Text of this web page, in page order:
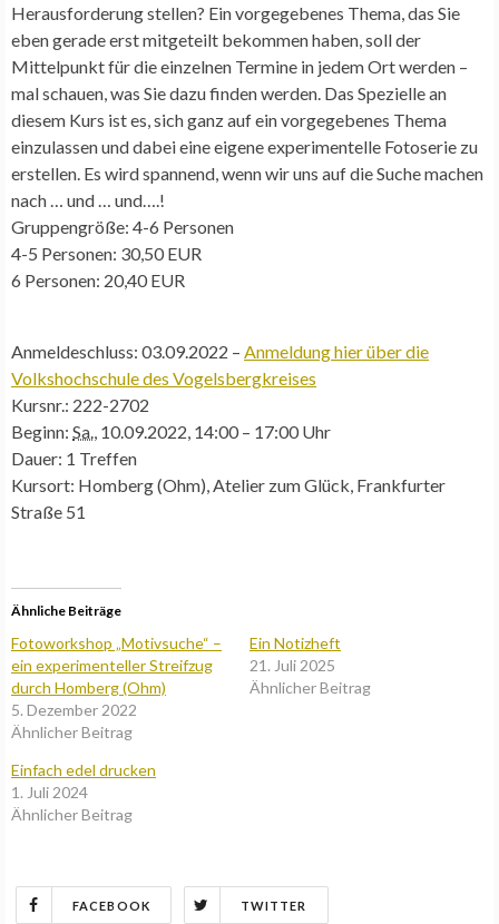
Herausforderung stellen? Ein vorgegebenes Thema, das Sie
eben gerade erst mitgeteilt bekommen haben, soll der
Mittelpunkt für die einzelnen Termine in jedem Ort werden –
mal schauen, was Sie dazu finden werden. Das Spezielle an
diesem Kurs ist es, sich ganz auf ein vorgegebenes Thema
einzulassen und dabei eine eigene experimentelle Fotoserie zu
erstellen. Es wird spannend, wenn wir uns auf die Suche machen
nach … und … und….!
Gruppengröße: 4-6 Personen
4-5 Personen: 30,50 EUR
6 Personen: 20,40 EUR
Anmeldeschluss: 03.09.2022 – Anmeldung hier über die
Volkshochschule des Vogelsbergkreises
Kursnr.: 222-2702
Beginn: Sa. , 10.09.2022, 14:00 – 17:00 Uhr
Dauer: 1 Treffen
Kursort: Homberg (Ohm), Atelier zum Glück, Frankfurter
Straße 51
Ähnliche Beiträge
Fotoworkshop „Motivsuche“ –
ein experimenteller Streifzug
durch Homberg (Ohm)
5. Dezember 2022
Ähnlicher Beitrag
Ein Notizheft
21. Juli 2025
Ähnlicher Beitrag
Einfach edel drucken
1. Juli 2024
Ähnlicher Beitrag
FACEBOOK TWITTER